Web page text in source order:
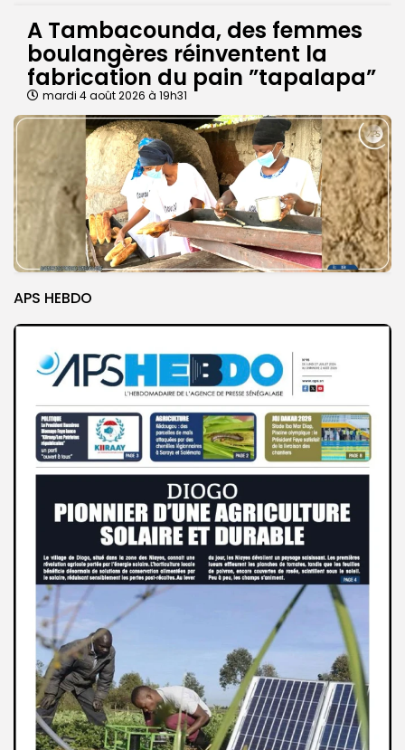
A Tambacounda, des femmes
boulangères réinventent la
fabrication du pain ”tapalapa”
mardi 4 août 2026 à 19h31
APS HEBDO